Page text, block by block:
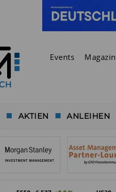
Events Magazin
AKTIEN ANLEIHEN